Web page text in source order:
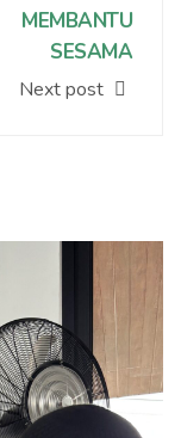
MEMBANTU
SESAMA
Next post